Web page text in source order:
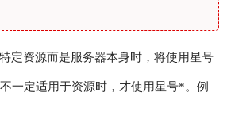
定资源而是服务器本身时，将使用星号
一定适用于资源时，才使用星号*。例